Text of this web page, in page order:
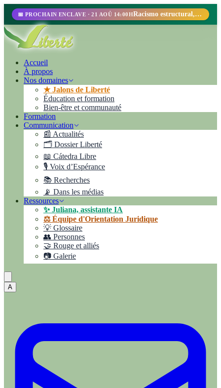
📅 PROCHAIN ENCLAVE · 21 AOÛ 14:00H Racismo estructural, perfilamiento racial y abolicionismo carcelario.
Accueil
À propos
Nos domaines
★ Jalons de Liberté
Éducation et formation
Bien-être et communauté
Formation
Communication
📰 Actualités
🗂️ Dossier Liberté
📖 Cátedra Libre
🎙️ Voix d’Espérance
📚 Recherches
📡 Dans les médias
Ressources
✨ Juliana, assistante IA
⚖️ Équipe d'Orientation Juridique
💡 Glossaire
👥 Personnes
🤝 Rouge et alliés
📷 Galerie
A